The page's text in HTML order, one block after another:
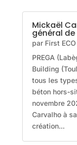
Mickaël
général de
par First ECO
PREGA
Building
tous les
béton hors-
novembre
Carvalho à
création...